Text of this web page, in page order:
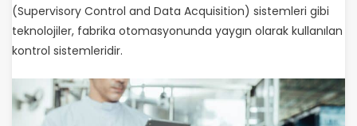
(Supervisory Control and Data Acquisition) sistemleri gibi
teknolojiler, fabrika otomasyonunda yaygın olarak kullanılan
kontrol sistemleridir.